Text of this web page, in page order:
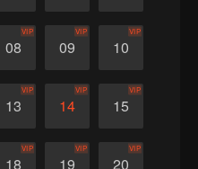
08
VIP
09
VIP
10
VIP
13
VIP
14
VIP
15
VIP
18
VIP
19
VIP
20
VIP